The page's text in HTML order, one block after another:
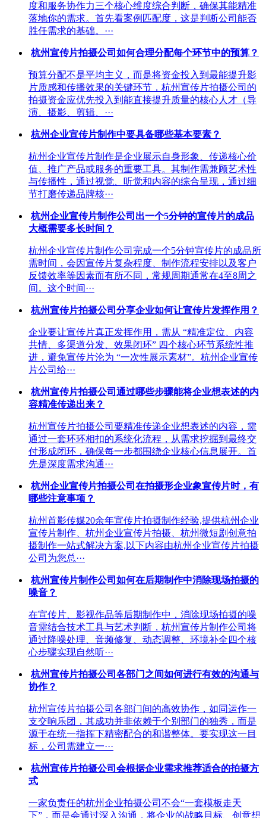
度和服务协作力三个核心维度综合判断，确保其能精准
落地你的需求。首先看案例匹配度，这是判断公司能否
胜任需求的基础。···
杭州宣传片拍摄公司如何合理分配每个环节中的预算？
预算分配不是平均主义，而是将资金投入到最能提升影
片质感和传播效果的关键环节，杭州宣传片拍摄公司的
拍摄资金应优先投入到能直接提升质量的核心人才（导
演、摄影、剪辑、···
杭州企业宣传片制作中要具备哪些基本要素？
杭州企业宣传片制作是企业展示自身形象、传递核心价
值、推广产品或服务的重要工具。其制作需兼顾艺术性
与传播性，通过视觉、听觉和内容的综合呈现，通过细
节打磨传递品牌核···
杭州企业宣传片制作公司出一个5分钟的宣传片的成品
大概需要多长时间？
杭州企业宣传片制作公司完成一个5分钟宣传片的成品所
需时间，会因宣传片复杂程度、制作流程安排以及客户
反馈效率等因素而有所不同，常规周期通常在4至8周之
间。这个时间···
杭州宣传片拍摄公司分享企业如何让宣传片发挥作用？
企业要让宣传片真正发挥作用，需从 “精准定位、内容
共情、多渠道分发、效果闭环” 四个核心环节系统性推
进，避免宣传片沦为 “一次性展示素材”。杭州企业宣传
片公司给···
杭州宣传片拍摄公司通过哪些步骤能将企业想表述的内
容精准传递出来？
杭州宣传片拍摄公司要精准传递企业想表述的内容，需
通过一套环环相扣的系统化流程，从需求挖掘到最终交
付形成闭环，确保每一步都围绕企业核心信息展开。首
先是深度需求沟通···
杭州企业宣传片拍摄公司在拍摄形企业象宣传片时，有
哪些注意事项？
杭州首影传媒20余年宣传片拍摄制作经验,提供杭州企业
宣传片制作、杭州企业宣传片拍摄、杭州微短剧创意拍
摄制作一站式解决方案,以下内容由杭州企业宣传片拍摄
公司为您总···
杭州宣传片制作公司如何在后期制作中消除现场拍摄的
噪音？
在宣传片、影视作品等后期制作中，消除现场拍摄的噪
音需结合技术工具与艺术判断，杭州宣传片制作公司将
通过降噪处理、音频修复、动态调整、环境补全四个核
心步骤实现自然听···
杭州宣传片拍摄公司各部门之间如何进行有效的沟通与
协作？
杭州宣传片拍摄公司各部门间的高效协作，如同运作一
支交响乐团，其成功并非依赖于个别部门的独秀，而是
源于在统一指挥下精密配合的和谐整体。要实现这一目
标，公司需建立一···
杭州宣传片拍摄公司会根据企业需求推荐适合的拍摄方
式
一家负责任的杭州企业拍摄公司不会“一套模板走天
下”，而是会通过深入沟通，将企业的战略目标、创意想